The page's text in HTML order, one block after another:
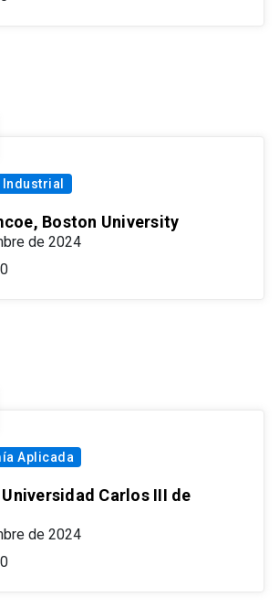
Boston University
de 2024
Aplicada
Carlos III de
de 2024